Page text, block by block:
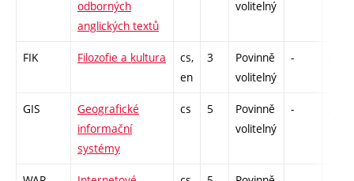
odborných
anglických textů
volitelný
FIK Filozofie a kultura
cs,
en
3
Povinně
volitelný
-
GIS
Geografické
informační
systémy
cs 5
Povinně
volitelný
-